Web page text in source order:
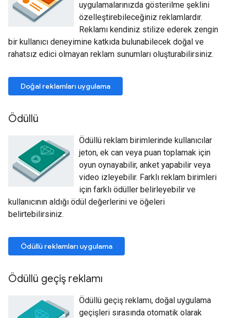
uygulamalarınızda gösterilme şeklini
özelleştirebileceğiniz reklamlardır.
Reklamı kendiniz stilize ederek zengin
bir kullanıcı deneyimine katkıda bulunabilecek doğal ve
rahatsız edici olmayan reklam sunumları oluşturabilirsiniz.
Doğal reklamları uygulama
Ödüllü
Ödüllü reklam birimlerinde kullanıcılar
jeton, ek can veya puan toplamak için
oyun oynayabilir, anket yapabilir veya
video izleyebilir. Farklı reklam birimleri
için farklı ödüller belirleyebilir ve
kullanıcının aldığı ödül değerlerini ve öğeleri
belirtebilirsiniz.
Ödüllü reklamları uygulama
Ödüllü geçiş reklamı
Ödüllü geçiş reklamı, doğal uygulama
geçişleri sırasında otomatik olarak